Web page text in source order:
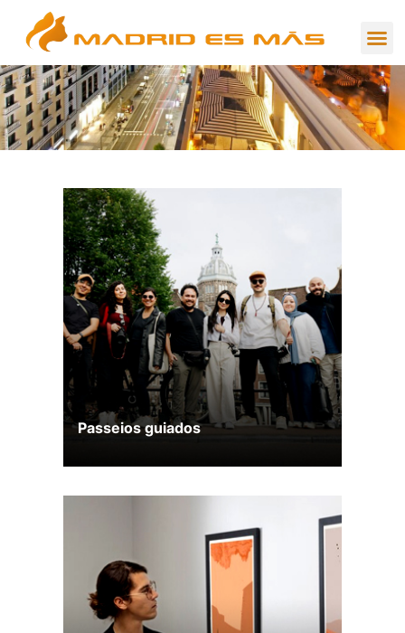
Passeios guiados